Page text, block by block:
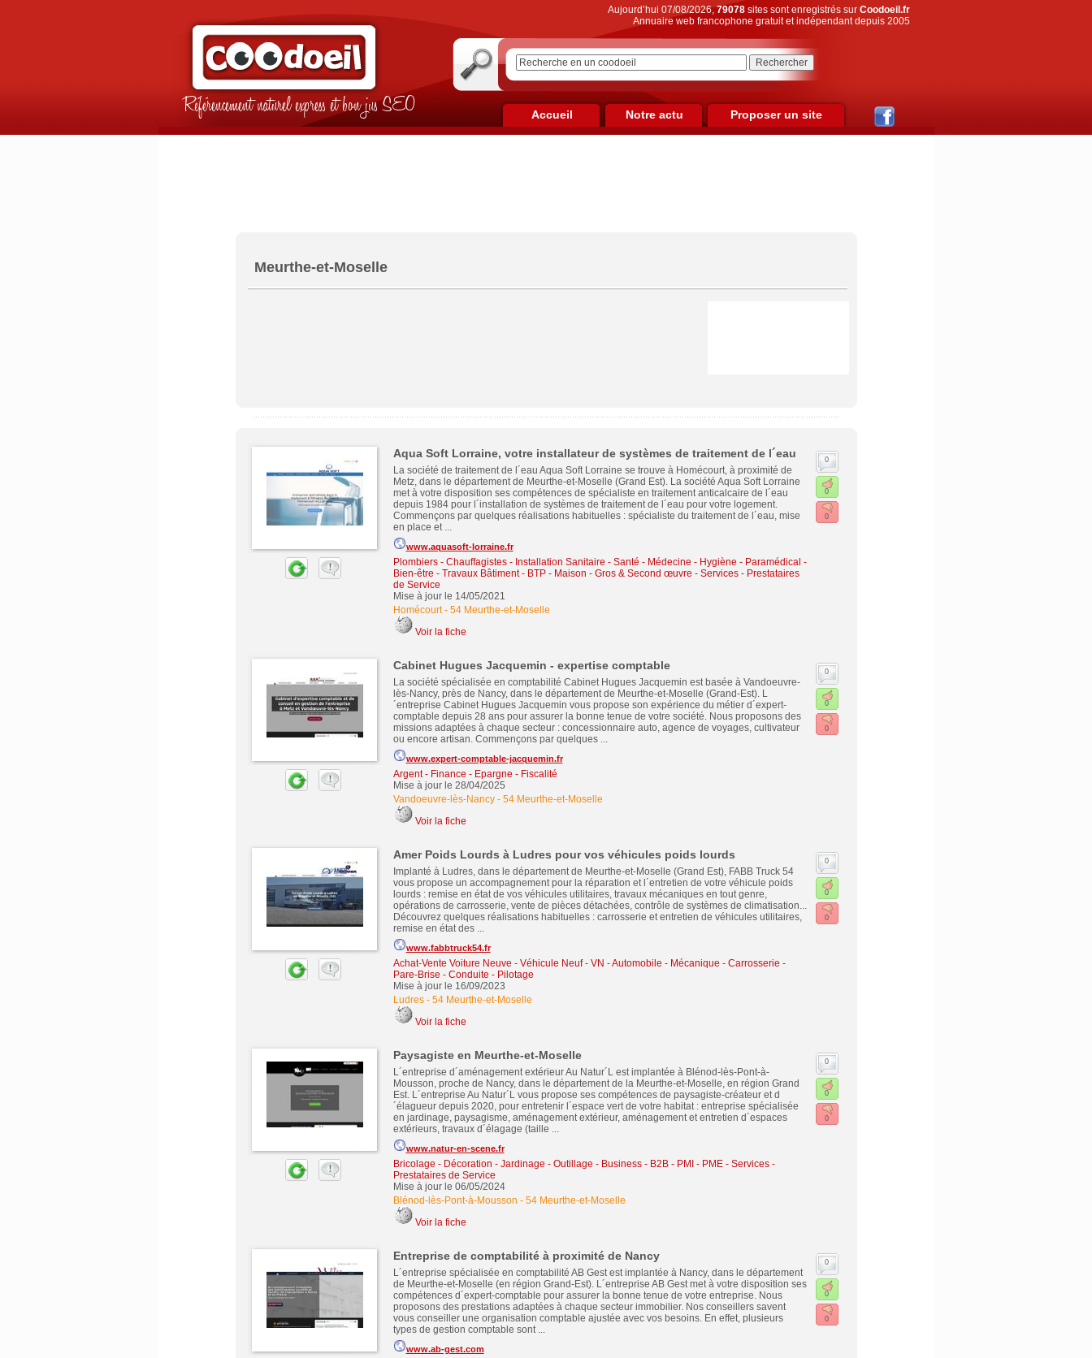
Référencement naturel express et bon jus SEO
Aujourd’hui 07/08/2026,79078sites sont enregistrés sur Coodoeil.fr
Annuaire web francophone gratuit et indépendant depuis 2005
Accueil Notre actu Proposer un site
Meurthe-et-Moselle
Aqua Soft Lorraine, votre installateur de systèmes de traitement de l´eau
La société de traitement de l´eau Aqua Soft Lorraine se trouve à Homécourt, à proximité de
Metz, dans le département de Meurthe-et-Moselle (Grand Est). La société Aqua Soft Lorraine
met à votre disposition ses compétences de spécialiste en traitement anticalcaire de l´eau
depuis 1984 pour l´installation de systèmes de traitement de l´eau pour votre logement.
Commençons par quelques réalisations habituelles : spécialiste du traitement de l´eau, mise
en place et ...
www.aquasoft-lorraine.fr
Plombiers - Chauffagistes - Installation Sanitaire - Santé - Médecine - Hygiène - Paramédical -
Bien-être - Travaux Bâtiment - BTP - Maison - Gros & Second œuvre - Services - Prestataires
de Service
Mise à jour le 14/05/2021
Homécourt- 54 Meurthe-et-Moselle
Voir la fiche
0
0
0
Cabinet Hugues Jacquemin - expertise comptable
La société spécialisée en comptabilité Cabinet Hugues Jacquemin est basée à Vandoeuvre-
lès-Nancy, près de Nancy, dans le département de Meurthe-et-Moselle (Grand-Est). L
´entreprise Cabinet Hugues Jacquemin vous propose son expérience du métier d´expert-
comptable depuis 28 ans pour assurer la bonne tenue de votre société. Nous proposons des
missions adaptées à chaque secteur : concessionnaire auto, agence de voyages, cultivateur
ou encore artisan. Commençons par quelques ...
www.expert-comptable-jacquemin.fr
Argent - Finance - Epargne - Fiscalité
Mise à jour le 28/04/2025
Vandoeuvre-lès-Nancy- 54 Meurthe-et-Moselle
Voir la fiche
0
0
0
Amer Poids Lourds à Ludres pour vos véhicules poids lourds
Implanté à Ludres, dans le département de Meurthe-et-Moselle (Grand Est), FABB Truck 54
vous propose un accompagnement pour la réparation et l´entretien de votre véhicule poids
lourds : remise en état de vos véhicules utilitaires, travaux mécaniques en tout genre,
opérations de carrosserie, vente de pièces détachées, contrôle de systèmes de climatisation...
Découvrez quelques réalisations habituelles : carrosserie et entretien de véhicules utilitaires,
remise en état des ...
www.fabbtruck54.fr
Achat-Vente Voiture Neuve - Véhicule Neuf - VN -Automobile - Mécanique - Carrosserie -
Pare-Brise - Conduite - Pilotage
Mise à jour le 16/09/2023
Ludres- 54 Meurthe-et-Moselle
Voir la fiche
0
0
0
Paysagiste en Meurthe-et-Moselle
L´entreprise d´aménagement extérieur Au Natur´L est implantée à Blénod-lès-Pont-à-
Mousson, proche de Nancy, dans le département de la Meurthe-et-Moselle, en région Grand
Est. L´entreprise Au Natur´L vous propose ses compétences de paysagiste-créateur et d
´élagueur depuis 2020, pour entretenir l´espace vert de votre habitat : entreprise spécialisée
en jardinage, paysagisme, aménagement extérieur, aménagement et entretien d´espaces
extérieurs, travaux d´élagage (taille ...
www.natur-en-scene.fr
Bricolage - Décoration - Jardinage - Outillage - Business - B2B - PMI - PME- Services -
Prestataires de Service
Mise à jour le 06/05/2024
Blénod-lès-Pont-à-Mousson - 54 Meurthe-et-Moselle
Voir la fiche
0
0
0
Entreprise de comptabilité à proximité de Nancy
L´entreprise spécialisée en comptabilité AB Gest est implantée à Nancy, dans le département
de Meurthe-et-Moselle (en région Grand-Est). L´entreprise AB Gest met à votre disposition ses
compétences d´expert-comptable pour assurer la bonne tenue de votre entreprise. Nous
proposons des prestations adaptées à chaque secteur immobilier. Nos conseillers savent
vous conseiller une organisation comptable ajustée avec vos besoins. En effet, plusieurs
types de gestion comptable sont ...
www.ab-gest.com
0
0
0